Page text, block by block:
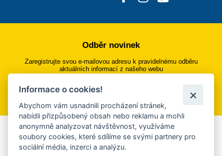
Odběr novinek
Zaregistrujte svou e-mailovou adresu k pravidelnému odběru
aktuálních informací z našeho webu
Přihlásit se k odběru
Aplikace Mobilní rozhlas
Chcete dostávat do svého mobilu či mailu upozornění na
Informace o cookies!
Abychom vám usnadnili procházení stránek,
nabídli přizpůsobený obsah nebo reklamu a mohli
anonymně analyzovat návštěvnost, využíváme
soubory cookies, které sdílíme se svými partnery pro
sociální média, inzerci a analýzu.